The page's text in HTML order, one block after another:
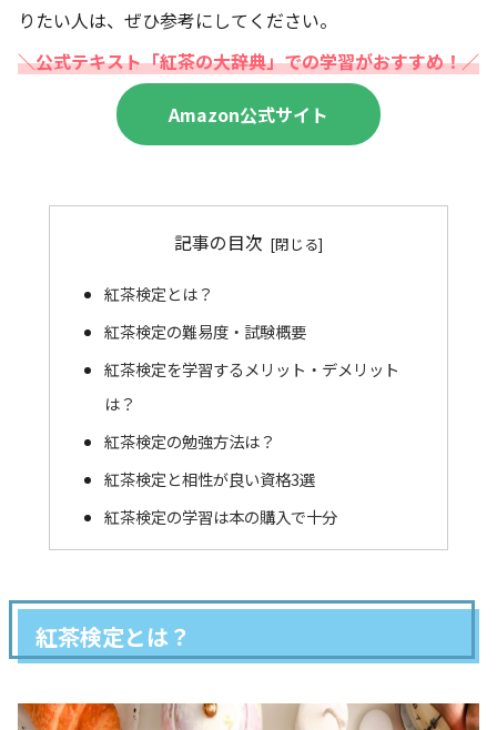
りたい人は、ぜひ参考にしてください。
＼公式テキスト「紅茶の大辞典」での学習がおすすめ！／
Amazon公式サイト
記事の目次
紅茶検定とは？
紅茶検定の難易度・試験概要
紅茶検定を学習するメリット・デメリット
は？
紅茶検定の勉強方法は？
紅茶検定と相性が良い資格3選
紅茶検定の学習は本の購入で十分
紅茶検定とは？